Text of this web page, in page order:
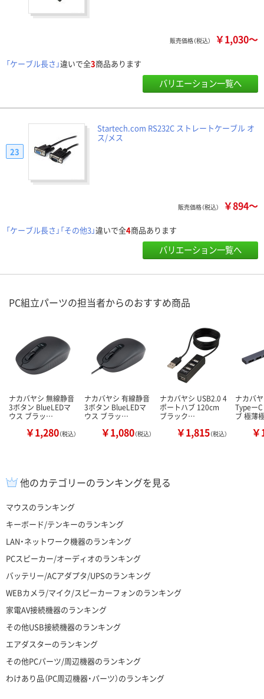
販売価格（税込） ￥1,030～
「ケーブル長さ」違いで全3商品あります
バリエーション一覧へ
Startech.com RS232C ストレートケーブル オ
ス/メス
23
販売価格（税込） ￥894～
「ケーブル長さ」「その他3」違いで全4商品あります
バリエーション一覧へ
PC組立パーツの担当者からのおすすめ商品
ナカバヤシ 無線静音
3ボタン BlueLEDマ
ウス ブラッ…
￥1,280（税込）
ナカバヤシ 有線静音
3ボタン BlueLEDマ
ウス ブラッ…
￥1,080（税込）
ナカバヤシ USB2.0 4
ポートハブ 120cm
ブラック…
￥1,815（税込）
ナカバ
Typeー
ブ 極薄
他のカテゴリーのランキングを見る
マウスのランキング
キーボード/テンキーのランキング
LAN・ネットワーク機器のランキング
PCスピーカー/オーディオのランキング
バッテリー/ACアダプタ/UPSのランキング
WEBカメラ/マイク/スピーカーフォンのランキング
家電AV接続機器のランキング
その他USB接続機器のランキング
エアダスターのランキング
その他PCパーツ/周辺機器のランキング
わけあり品（PC周辺機器・パーツ）のランキング